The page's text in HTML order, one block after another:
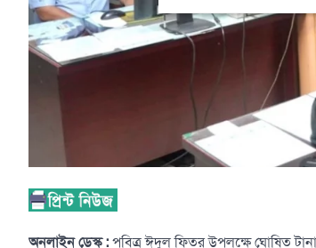
অনলাইন ডেস্ক : পবিত্র ঈদুল ফিতর উপলক্ষে ঘোষিত